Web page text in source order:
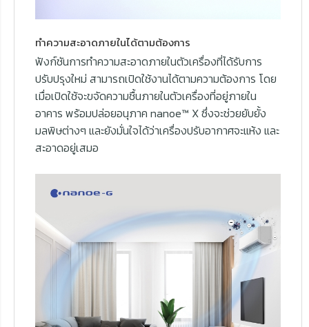
ทำความสะอาดภายในได้ตามต้องการ
ฟังก์ชันการทำความสะอาดภายในตัวเครื่องที่ได้รับการ
ปรับปรุงใหม่ สามารถเปิดใช้งานได้ตามความต้องการ โดย
เมื่อเปิดใช้จะขจัดความชื้นภายในตัวเครื่องที่อยู่ภายใน
อาคาร พร้อมปล่อยอนุภาค nanoe™ X ซึ่งจะช่วยยับยั้ง
มลพิษต่างๆ และยังมั่นใจได้ว่าเครื่องปรับอากาศจะแห้ง และ
สะอาดอยู่เสมอ